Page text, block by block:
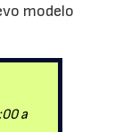
modelo
a